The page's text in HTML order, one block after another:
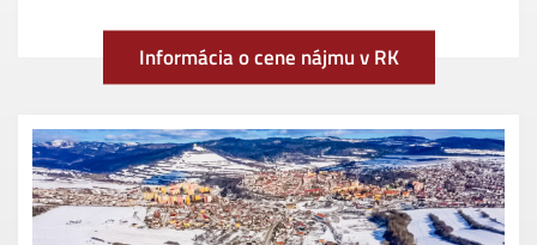
Informácia o cene nájmu v RK